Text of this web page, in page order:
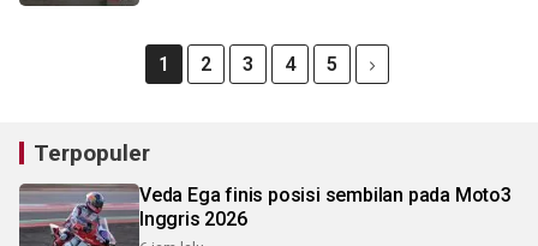
1 2 3 4 5
Terpopuler
Veda Ega finis posisi sembilan pada Moto3
Inggris 2026